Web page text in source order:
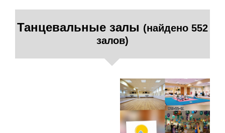
Танцевальные залы (найдено 552
залов)